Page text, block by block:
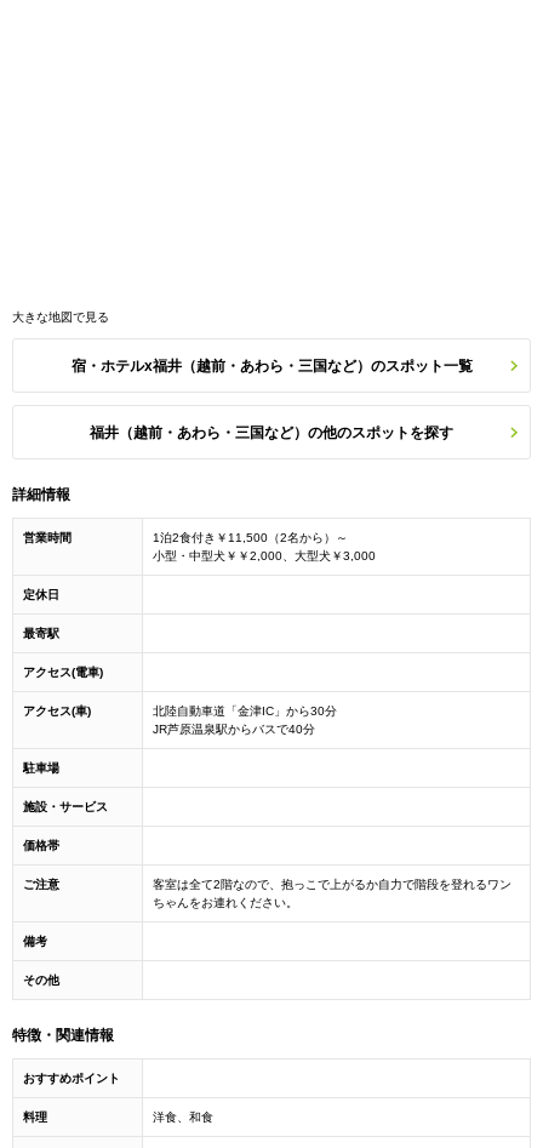
大きな地図で見る
宿・ホテルx福井（越前・あわら・三国など）のスポット一覧
福井（越前・あわら・三国など）の他のスポットを探す
詳細情報
営業時間
1泊2食付き￥11,500（2名から）～
小型・中型犬￥￥2,000、大型犬￥3,000
定休日
最寄駅
アクセス(電車)
アクセス(車)
北陸自動車道「金津IC」から30分
JR芦原温泉駅からバスで40分
駐車場
施設・サービス
価格帯
ご注意
客室は全て2階なので、抱っこで上がるか自力で階段を登れるワン
ちゃんをお連れください。
備考
その他
特徴・関連情報
おすすめポイント
料理 洋食、和食